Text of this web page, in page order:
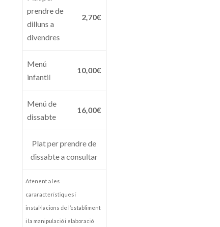
prendre de
dilluns a
divendres
2,70€
Menú
infantil
10,00€
Menú de
dissabte
16,00€
Plat per prendre de
dissabte a consultar
Atenent a les
cararacterístiques i
instal·lacions de l’establiment
i la manipulació i elaboració